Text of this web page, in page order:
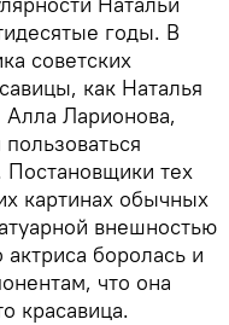
годы. В
советских
как Наталья
Алла Ларионова,
Постановщики тех
картинах обычных
внешностью
боролась и
что она
красавица.